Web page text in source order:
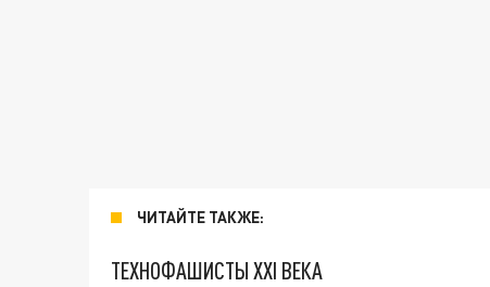
ЧИТАЙТЕ ТАКЖЕ:
ТЕХНОФАШИСТЫ XXI ВЕКА